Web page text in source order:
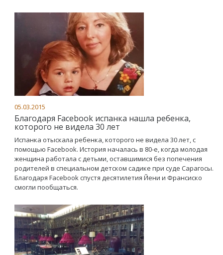
05.03.2015
Благодаря Facebook испанка нашла ребенка,
которого не видела 30 лет
Испанка отыскала ребенка, которого не видела 30 лет, с
помощью Facebook. История началась в 80-е, когда молодая
женщина работала с детьми, оставшимися без попечения
родителей в специальном детском садике при суде Сарагосы.
Благодаря Facebook cпустя десятилетия Йени и Франсиско
смогли пообщаться.